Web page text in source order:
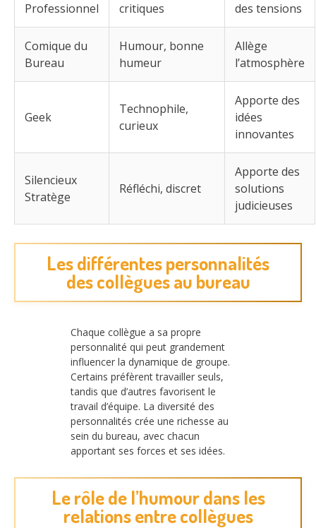
Professionnel critiques des tensions
Comique du
Bureau
Humour, bonne
humeur
Allège
l’atmosphère
Geek
Technophile,
curieux
Apporte des
idées
innovantes
Silencieux
Stratège
Réfléchi, discret
Apporte des
solutions
judicieuses
Les différentes personnalités
des collègues au bureau
Chaque collègue a sa propre
personnalité qui peut grandement
influencer la dynamique de groupe.
Certains préfèrent travailler seuls,
tandis que d’autres favorisent le
travail d’équipe. La diversité des
personnalités crée une richesse au
sein du bureau, avec chacun
apportant ses forces et ses idées.
Le rôle de l’humour dans les
relations entre collègues